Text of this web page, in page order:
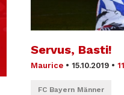
Servus, Basti!
Maurice • 15.10.2019 •
FC Bayern Männer